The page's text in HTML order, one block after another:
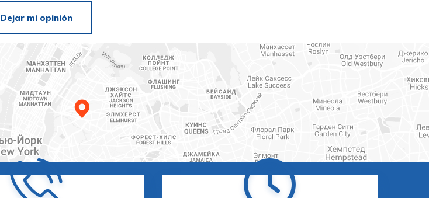
Dejar mi opinión